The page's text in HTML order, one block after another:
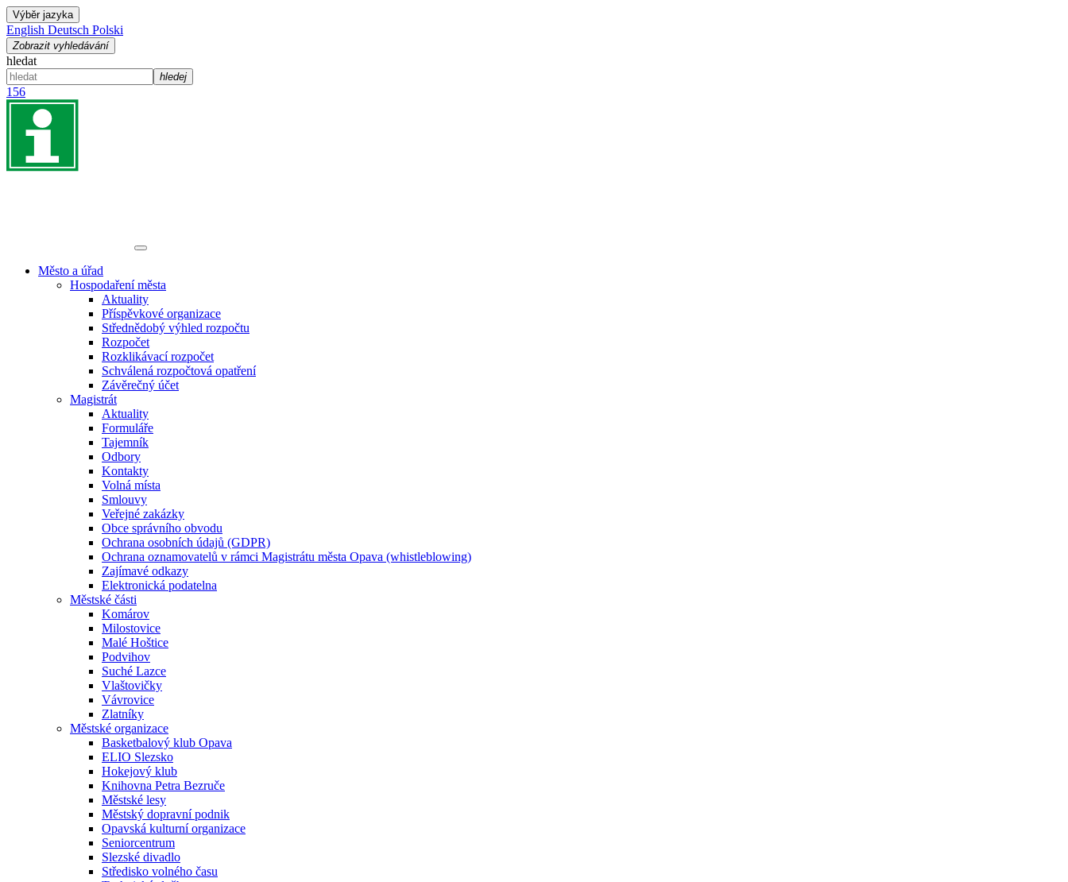
Výběr jazyka
English Deutsch Polski
Zobrazit vyhledávání
hledat
hledej
156
Město a úřad
Hospodaření města
Aktuality
Příspěvkové organizace
Střednědobý výhled rozpočtu
Rozpočet
Rozklikávací rozpočet
Schválená rozpočtová opatření
Závěrečný účet
Magistrát
Aktuality
Formuláře
Tajemník
Odbory
Kontakty
Volná místa
Smlouvy
Veřejné zakázky
Obce správního obvodu
Ochrana osobních údajů (GDPR)
Ochrana oznamovatelů v rámci Magistrátu města Opava (whistleblowing)
Zajímavé odkazy
Elektronická podatelna
Městské části
Komárov
Milostovice
Malé Hoštice
Podvihov
Suché Lazce
Vlaštovičky
Vávrovice
Zlatníky
Městské organizace
Basketbalový klub Opava
ELIO Slezsko
Hokejový klub
Knihovna Petra Bezruče
Městské lesy
Městský dopravní podnik
Opavská kulturní organizace
Seniorcentrum
Slezské divadlo
Středisko volného času